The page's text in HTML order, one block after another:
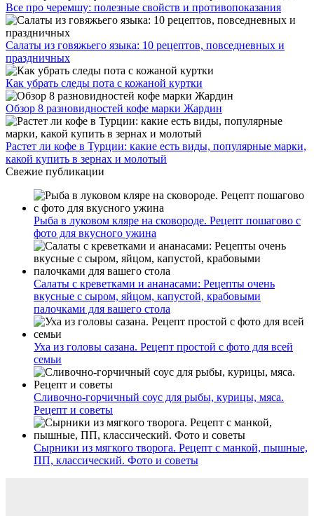
Все про черемшу: полезные свойств и противопоказания
Салаты из говяжьего языка: 10 рецептов, повседневных и
праздничных
Как убрать следы пота с кожаной куртки
Обзор 8 разновидностей кофе марки Жардин
Растет ли кофе в Турции: какие есть виды, популярные марки,
какой купить в зернах и молотый
Свежие публикации
Рыба в луковом кляре на сковороде. Рецепт пошагово с
фото для вкусного ужина
Салаты с креветками и ананасами: Рецепты очень
вкусные с сыром, яйцом, капустой, крабовыми
палочками для вашего стола
Уха из головы сазана. Рецепт простой с фото для всей
семьи
Сливочно-горчичный соус для рыбы, курицы, мяса.
Рецепт и советы
Сырники из мягкого творога. Рецепт с манкой, пышные,
ПП, классический. Фото и советы